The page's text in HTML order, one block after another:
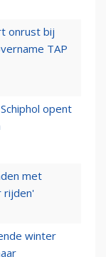
onrust bij
TAP
opent
met
rijden'
winter